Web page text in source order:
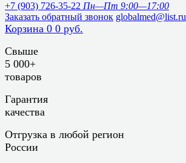
+7 (903) 726-35-22 Пн—Пт 9:00—17:00
Заказать обратный звонок globalmed@list.ru
Корзина 0 0 руб.
Свыше
5 000+
товаров
Гарантия
качества
Отгрузка в любой регион
России